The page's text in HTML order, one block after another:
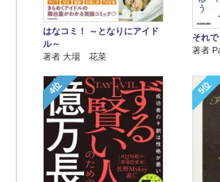
はなコミ！ ～となりにアイド
ル～
著者 大場 花菜
それ
著者
4位 5位